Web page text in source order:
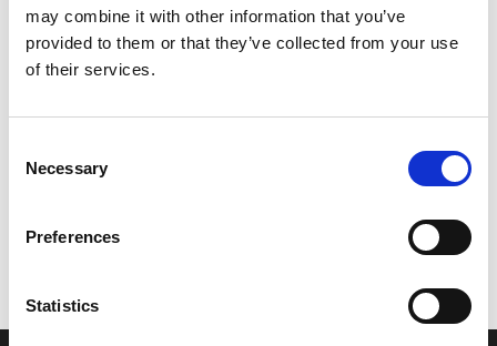
may combine it with other information that you’ve
provided to them or that they’ve collected from your use
of their services.
Selection
Necessary
Preferences
Statistics
176,03 DKK
Vi oplever i øjeblikket store og hyppige prisændringer i markedet.
leveres, eller hvor prisen afviger fra det viste. Vi kontakter dig
naturligvis, hvis dette er tilfældet.